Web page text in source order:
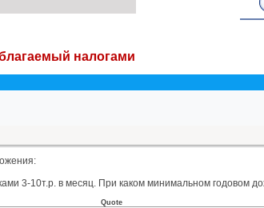
налогами
3-10т.р. в месяц. При каком минимальном годовом
Quote